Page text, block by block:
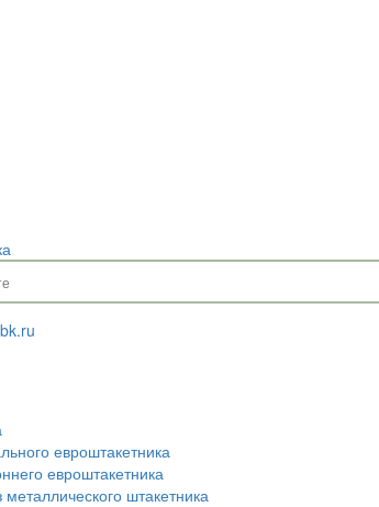
евроштакетника
евроштакетника
штакетника